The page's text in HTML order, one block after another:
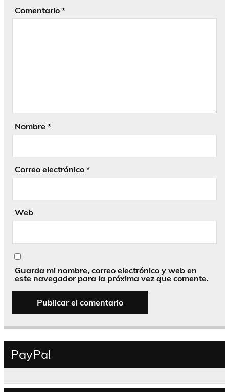
Comentario *
Nombre *
Correo electrónico *
Web
Guarda mi nombre, correo electrónico y web en
este navegador para la próxima vez que comente.
PayPal